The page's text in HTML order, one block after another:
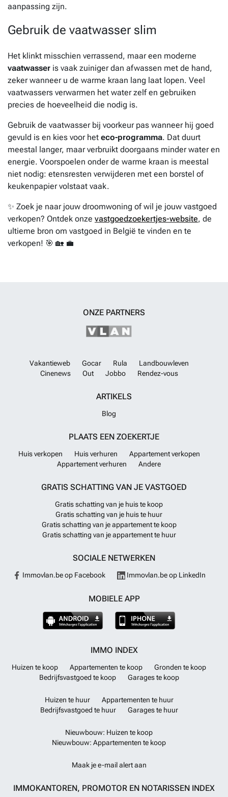
aanpassing zijn.
Gebruik de vaatwasser slim
Het klinkt misschien verrassend, maar een moderne
vaatwasser is vaak zuiniger dan afwassen met de hand,
zeker wanneer u de warme kraan lang laat lopen. Veel
vaatwassers verwarmen het water zelf en gebruiken
precies de hoeveelheid die nodig is.
Gebruik de vaatwasser bij voorkeur pas wanneer hij goed
gevuld is en kies voor het eco-programma. Dat duurt
meestal langer, maar verbruikt doorgaans minder water en
energie. Voorspoelen onder de warme kraan is meestal
niet nodig: etensresten verwijderen met een borstel of
keukenpapier volstaat vaak.
✨ Zoek je naar jouw droomwoning of wil je jouw vastgoed
verkopen? Ontdek onze vastgoedzoekertjes-website, de
ultieme bron om vastgoed in België te vinden en te
verkopen! 🎯 🏡 💼
ONZE PARTNERS
Vakantieweb Gocar Rula
Landbouwleven
Cinenews
Out Jobbo Rendez-vous
ARTIKELS
Blog
PLAATS EEN ZOEKERTJE
Huis verkopen Huis verhuren
Appartement verkopen
Appartement verhuren
Andere
GRATIS SCHATTING VAN JE VASTGOED
Gratis schatting van je huis te koop
Gratis schatting van je huis te huur
Gratis schatting van je appartement te koop
Gratis schatting van je appartement te huur
SOCIALE NETWERKEN
Immovlan.be op Facebook Immovlan.be op LinkedIn
MOBIELE APP
IMMO INDEX
Huizen te koop Appartementen te koop
Gronden te koop
Bedrijfsvastgoed te koop
Garages te koop
Huizen te huur
Appartementen te huur
Bedrijfsvastgoed te huur
Garages te huur
Nieuwbouw: Huizen te koop
Nieuwbouw: Appartementen te koop
Maak je e-mail alert aan
IMMOKANTOREN, PROMOTOR EN NOTARISSEN INDEX